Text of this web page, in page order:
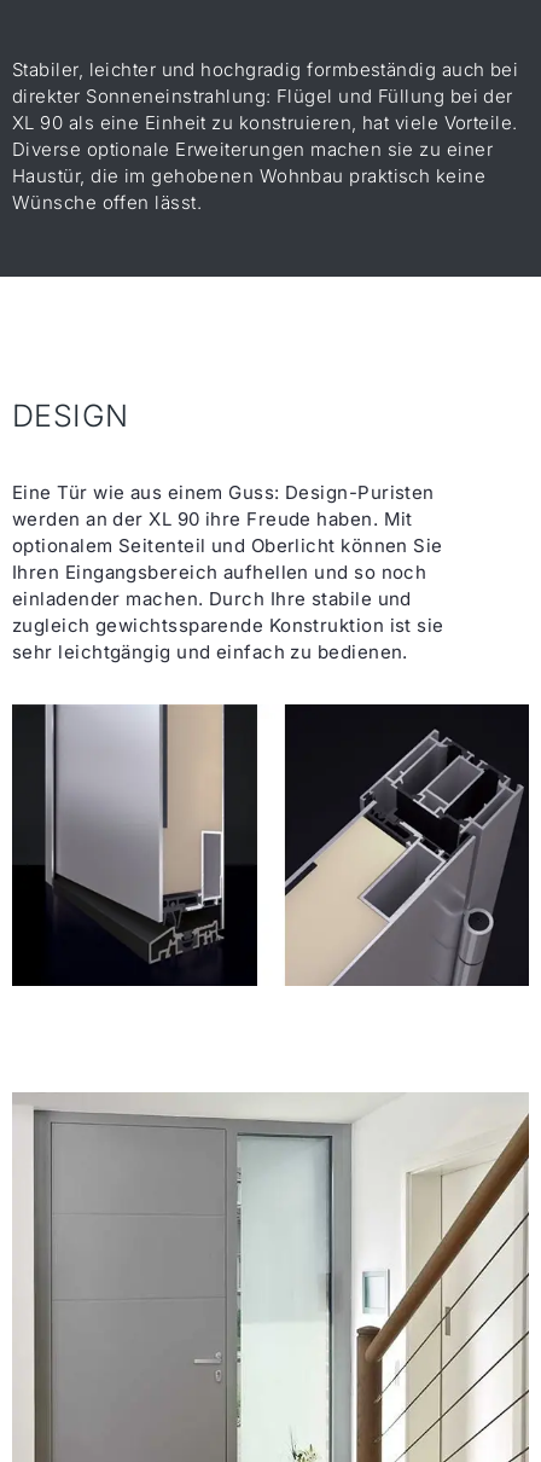
Stabiler, leichter und hochgradig formbeständig auch bei
direkter Sonneneinstrahlung: Flügel und Füllung bei der
XL 90 als eine Einheit zu konstruieren, hat viele Vorteile.
Diverse optionale Erweiterungen machen sie zu einer
Haustür, die im gehobenen Wohnbau praktisch keine
Wünsche offen lässt.
DESIGN
Eine Tür wie aus einem Guss: Design-Puristen
werden an der XL 90 ihre Freude haben. Mit
optionalem Seitenteil und Oberlicht können Sie
Ihren Eingangsbereich aufhellen und so noch
einladender machen. Durch Ihre stabile und
zugleich gewichtssparende Konstruktion ist sie
sehr leichtgängig und einfach zu bedienen.